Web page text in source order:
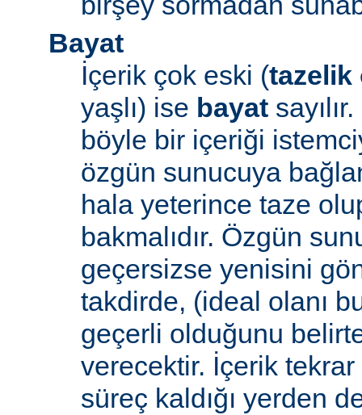
Bayat
İçerik çok eski (tazelik
yaşlı) ise bayat
böyle bir içeriği
özgün sunucuya
hala yeterince taze
bakmalıdır. Özgün
geçersizse yenisini
takdirde, (ideal olanı
geçerli olduğunu
verecektir. İçerik
süreç kaldığı yerden